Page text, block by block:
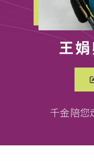
王
千金陪您